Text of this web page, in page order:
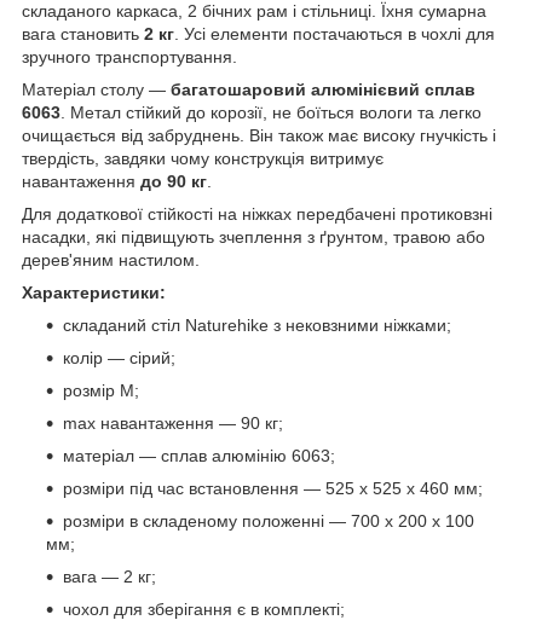
складаного каркаса, 2 бічних рам і стільниці. Їхня сумарна
вага становить 2 кг. Усі елементи постачаються в чохлі для
зручного транспортування.
Матеріал столу — багатошаровий алюмінієвий сплав
6063. Метал стійкий до корозії, не боїться вологи та легко
очищається від забруднень. Він також має високу гнучкість і
твердість, завдяки чому конструкція витримує
навантаження до 90 кг.
Для додаткової стійкості на ніжках передбачені протиковзні
насадки, які підвищують зчеплення з ґрунтом, травою або
дерев'яним настилом.
Характеристики:
складаний стіл Naturehike з нековзними ніжками;
колір — сірий;
розмір M;
max навантаження — 90 кг;
матеріал — сплав алюмінію 6063;
розміри під час встановлення — 525 х 525 х 460 мм;
розміри в складеному положенні — 700 х 200 х 100
мм;
вага — 2 кг;
чохол для зберігання є в комплекті;